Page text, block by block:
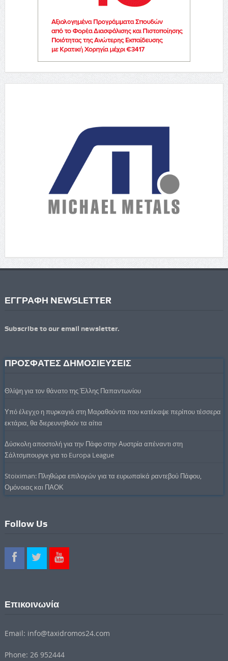
ΕΓΓΡΑΦΗ NEWSLETTER
Subscribe to our email newsletter.
ΠΡΟΣΦΑΤΕΣ ΔΗΜΟΣΙΕΥΣΕΙΣ
Θλίψη για τον θάνατο της Έλλης Παπαντωνίου
Υπό έλεγχο η πυρκαγιά στη Μαραθούντα που κατέκαψε περίπου τέσσερα
εκτάρια, θα διερευνηθούν τα αίτια
Δύσκολη αποστολή για την Πάφο στην Αυστρία απέναντι στη
Σάλτσμπουργκ για το Europa League
Stoiximan: Πληθώρα επιλογών για τα ευρωπαϊκά ραντεβού Πάφου,
Ομόνοιας και ΠΑΟΚ
Follow Us
Επικοινωνία
Email: info@taxidromos24.com
Phone: 26 952444